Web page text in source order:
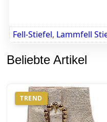
Fell-Stiefel, Lammfell
Beliebte Artikel
TREND